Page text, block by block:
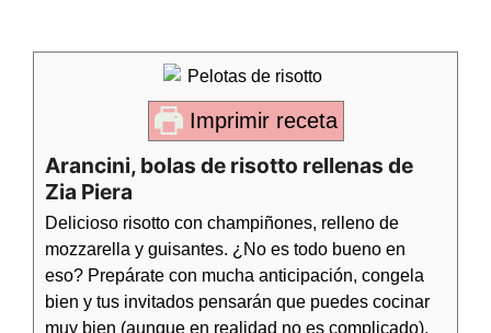
Imprimir receta
Arancini, bolas de risotto rellenas de
Zia Piera
Delicioso risotto con champiñones, relleno de
mozzarella y guisantes. ¿No es todo bueno en
eso? Prepárate con mucha anticipación, congela
bien y tus invitados pensarán que puedes cocinar
muy bien (aunque en realidad no es complicado).